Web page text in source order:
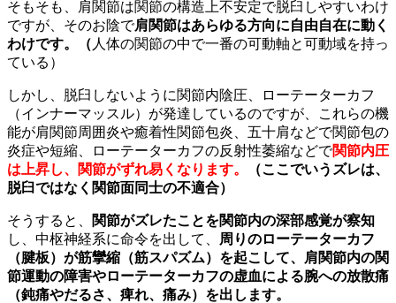
そもそも、肩関節は関節の構造上不安定で脱臼しやすいわけ
ですが、そのお陰で肩関節はあらゆる方向に自由自在に動く
わけです。（ 人体の関節の中で一番の可動軸と可動域を持っ
ている）
しかし、脱臼しないように関節内陰圧、ローテーターカフ
（インナーマッスル）が発達しているのですが、これらの機
能が肩関節周囲炎や癒着性関節包炎、五十肩などで関節包の
炎症や短縮、ローテーターカフの反射性萎縮などで関節内圧
は上昇し、関節がずれ易くなります。
（ここでいうズレは、
脱臼ではなく関節面同士の不適合）
そうすると、
関節がズレたことを関節内の深部感覚が察知
し、中枢神経系に命令を出して、
周りのローテーターカフ
（腱板）が筋攣縮（筋スパズム）を起こして、肩関節内の関
節運動の障害やローテーターカフの虚血による腕への放散痛
（鈍痛やだるさ、痺れ、痛み）を出します。